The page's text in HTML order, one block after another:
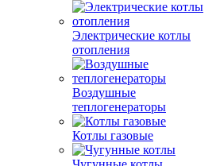
Электрические котлы
отопления
Воздушные
теплогенераторы
Котлы газовые